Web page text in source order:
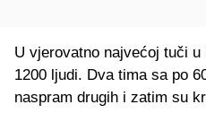
U vjerovatno najvećoj tuči
1200 ljudi. Dva tima sa po
naspram drugih i zatim su